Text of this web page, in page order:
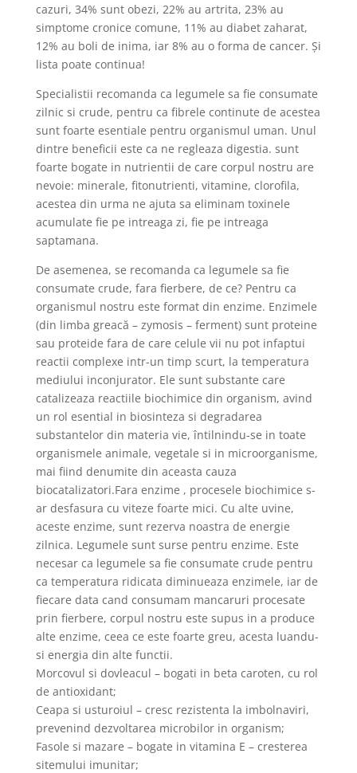
cazuri, 34% sunt obezi, 22% au artrita, 23% au
simptome cronice comune, 11% au diabet zaharat,
12% au boli de inima, iar 8% au o forma de cancer. Și
lista poate continua!
Specialistii recomanda ca legumele sa fie consumate
zilnic si crude, pentru ca fibrele continute de acestea
sunt foarte esentiale pentru organismul uman. Unul
dintre beneficii este ca ne regleaza digestia. sunt
foarte bogate in nutrientii de care corpul nostru are
nevoie: minerale, fitonutrienti, vitamine, clorofila,
acestea din urma ne ajuta sa eliminam toxinele
acumulate fie pe intreaga zi, fie pe intreaga
saptamana.
De asemenea, se recomanda ca legumele sa fie
consumate crude, fara fierbere, de ce? Pentru ca
organismul nostru este format din enzime. Enzimele
(din limba greacă – zymosis – ferment) sunt proteine
sau proteide fara de care celule vii nu pot infaptui
reactii complexe intr-un timp scurt, la temperatura
mediului inconjurator. Ele sunt substante care
catalizeaza reactiile biochimice din organism, avind
un rol esential in biosinteza si degradarea
substantelor din materia vie, întilnindu-se in toate
organismele animale, vegetale si in microorganisme,
mai fiind denumite din aceasta cauza
biocatalizatori.Fara enzime , procesele biochimice s-
ar desfasura cu viteze foarte mici. Cu alte uvine,
aceste enzime, sunt rezerva noastra de energie
zilnica. Legumele sunt surse pentru enzime. Este
necesar ca legumele sa fie consumate crude pentru
ca temperatura ridicata diminueaza enzimele, iar de
fiecare data cand consumam mancaruri procesate
prin fierbere, corpul nostru este supus in a produce
alte enzime, ceea ce este foarte greu, acesta luandu-
si energia din alte functii.
Morcovul si dovleacul – bogati in beta caroten, cu rol
de antioxidant;
Ceapa si usturoiul – cresc rezistenta la imbolnaviri,
prevenind dezvoltarea microbilor in organism;
Fasole si mazare – bogate in vitamina E – cresterea
sitemului imunitar;